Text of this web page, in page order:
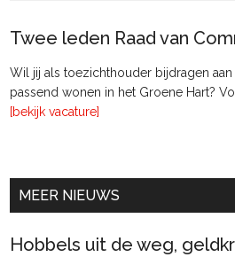
Twee leden Raad van
Wil jij als toezichthouder bijdragen
passend wonen in het Groene Hart?
[bekijk vacature]
Commissarissen
MEER NIEUWS
Hobbels uit de weg,